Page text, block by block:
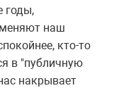
годы,
наш
кто-то
в "публичную
накрывает